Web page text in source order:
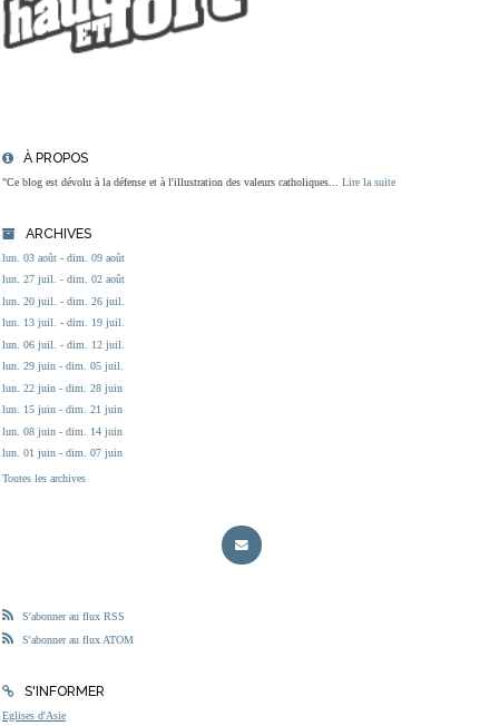
À PROPOS
"Ce blog est dévolu à la défense et à l'illustration des valeurs catholiques... Lire la suite
ARCHIVES
lun. 03 août - dim. 09 août
lun. 27 juil. - dim. 02 août
lun. 20 juil. - dim. 26 juil.
lun. 13 juil. - dim. 19 juil.
lun. 06 juil. - dim. 12 juil.
lun. 29 juin - dim. 05 juil.
lun. 22 juin - dim. 28 juin
lun. 15 juin - dim. 21 juin
lun. 08 juin - dim. 14 juin
lun. 01 juin - dim. 07 juin
Toutes les archives
S'abonner au flux RSS
S'abonner au flux ATOM
S'INFORMER
Eglises d'Asie